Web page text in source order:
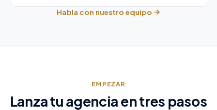
Habla con nuestro equipo →
EMPEZAR
Lanza tu agencia en tres pasos